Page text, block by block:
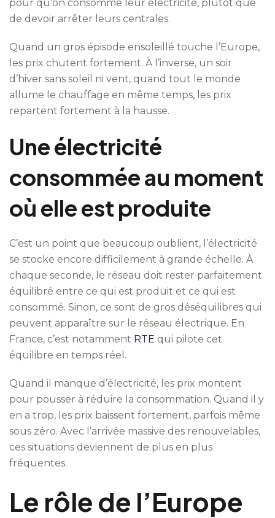
pour qu’on consomme leur électricité, plutôt que
de devoir arrêter leurs centrales.
Quand un gros épisode ensoleillé touche l’Europe,
les prix chutent fortement. À l’inverse, un soir
d’hiver sans soleil ni vent, quand tout le monde
allume le chauffage en même temps, les prix
repartent fortement à la hausse.
Une électricité
consommée au moment
où elle est produite
C’est un point que beaucoup oublient, l’électricité
se stocke encore difficilement à grande échelle. À
chaque seconde, le réseau doit rester parfaitement
équilibré entre ce qui est produit et ce qui est
consommé. Sinon, ce sont de gros déséquilibres qui
peuvent apparaître sur le réseau électrique. En
France, c’est notamment RTE qui pilote cet
équilibre en temps réel.
Quand il manque d’électricité, les prix montent
pour pousser à réduire la consommation. Quand il y
en a trop, les prix baissent fortement, parfois même
sous zéro. Avec l’arrivée massive des renouvelables,
ces situations deviennent de plus en plus
fréquentes.
Le rôle de l’Europe